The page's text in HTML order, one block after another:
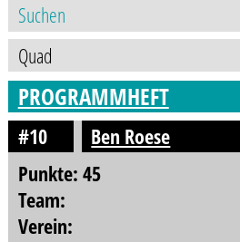
PROGRAMMHEFT
#10
Ben Roese
Punkte: 45
Team:
Verein: